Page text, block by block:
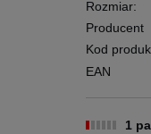
Rozmiar:
Producent
Kod
EAN
1